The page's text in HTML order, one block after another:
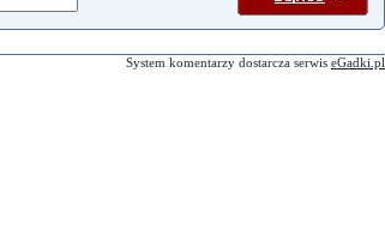
System komentarzy dostarcza serwis eGadki.pl